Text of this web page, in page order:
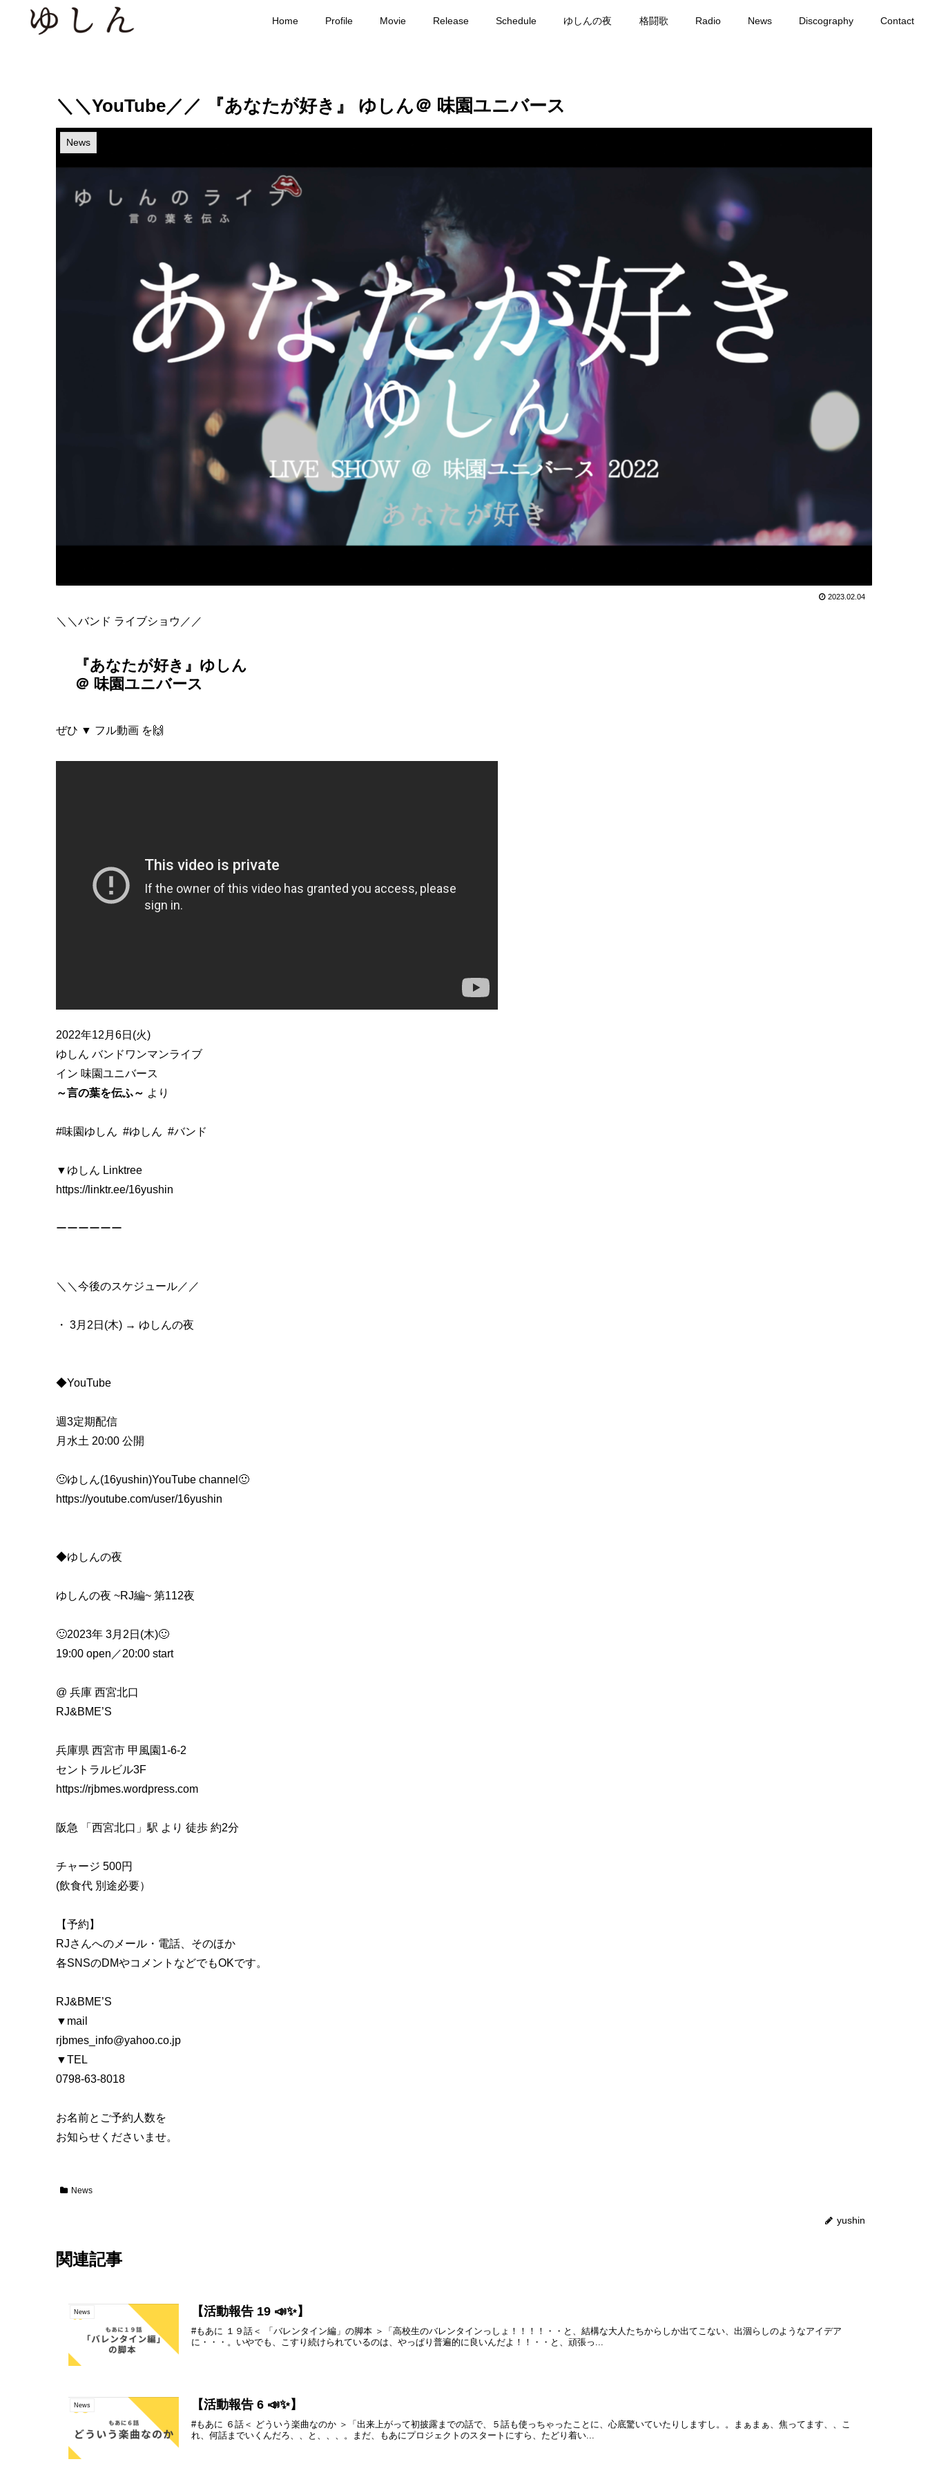
Home Profile Movie Release Schedule ゆしんの夜 格闘歌 Radio News Discography Contact
＼＼YouTube／／ 『あなたが好き』 ゆしん＠ 味園ユニバース
News
2023.02.04
＼＼バンド ライブショウ／／
『あなたが好き』ゆしん
＠ 味園ユニバース
ぜひ ▼ フル動画 を🙌
2022年12月6日(火)
ゆしん バンドワンマンライブ
イン 味園ユニバース
～言の葉を伝ふ～ より
#味園ゆしん #ゆしん #バンド
▼ゆしん Linktree
https://linktr.ee/16yushin
ーーーーーー
＼＼今後のスケジュール／／
・ 3月2日(木) → ゆしんの夜
◆YouTube
週3定期配信
月水土 20:00 公開
🙂ゆしん(16yushin)YouTube channel🙂
https://youtube.com/user/16yushin
◆ゆしんの夜
ゆしんの夜 ~RJ編~ 第112夜
🙂2023年 3月2日(木)🙂
19:00 open／20:00 start
@ 兵庫 西宮北口
RJ&BME’S
兵庫県 西宮市 甲風園1-6-2
セントラルビル3F
https://rjbmes.wordpress.com
阪急 「西宮北口」駅 より 徒歩 約2分
チャージ 500円
(飲食代 別途必要）
【予約】
RJさんへのメール・電話、そのほか
各SNSのDMやコメントなどでもOKです。
RJ&BME’S
▼mail
rjbmes_info@yahoo.co.jp
▼TEL
0798-63-8018
お名前とご予約人数を
お知らせくださいませ。
News
yushin
関連記事
News 【活動報告 19 📣✨】
#もあに １９話＜ 「バレンタイン編」の脚本 ＞「高校生のバレンタインっしょ！！！！・・と、結構な大人たちからしか出てこない、出涸らしのようなアイデア
に・・・。いやでも、こすり続けられているのは、やっぱり普遍的に良いんだよ！！・・と、頑張っ...
News 【活動報告 6 📣✨】
#もあに ６話＜ どういう楽曲なのか ＞「出来上がって初披露までの話で、５話も使っちゃったことに、心底驚いていたりしますし。。まぁまぁ、焦ってます、、こ
れ、何話までいくんだろ、、と、、、。まだ、もあにプロジェクトのスタートにすら、たどり着い...